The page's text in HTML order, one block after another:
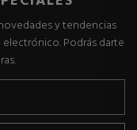
y tendencias
Podrás darte